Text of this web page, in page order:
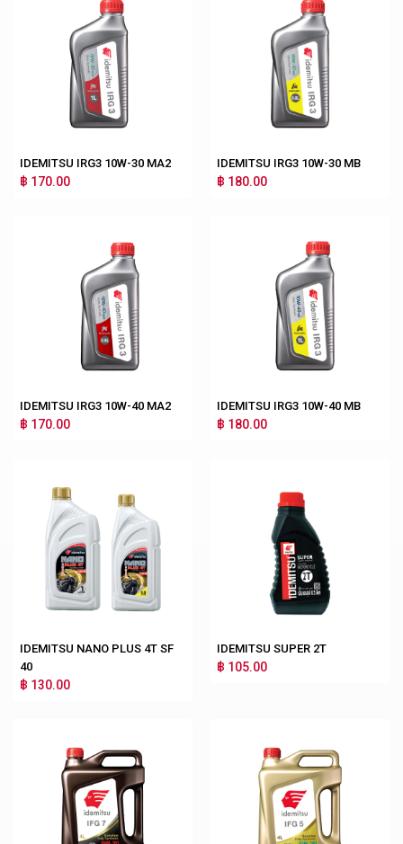
IDEMITSU IRG3 10W-30 MA2
฿ 170.00
IDEMITSU IRG3 10W-30 MB
฿ 180.00
IDEMITSU IRG3 10W-40 MA2
฿ 170.00
IDEMITSU IRG3 10W-40 MB
฿ 180.00
IDEMITSU NANO PLUS 4T SF
40
฿ 130.00
IDEMITSU SUPER 2T
฿ 105.00